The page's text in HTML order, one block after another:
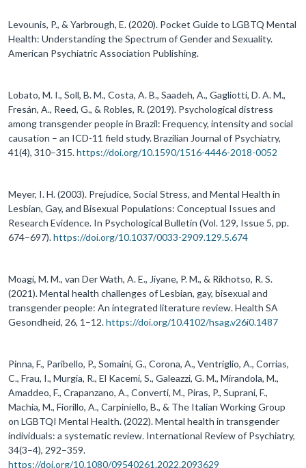
Levounis, P., & Yarbrough, E. (2020). Pocket Guide to LGBTQ Mental
Health: Understanding the Spectrum of Gender and Sexuality.
American Psychiatric Association Publishing.
Lobato, M. I., Soll, B. M., Costa, A. B., Saadeh, A., Gagliotti, D. A. M.,
Fresán, A., Reed, G., & Robles, R. (2019). Psychological distress
among transgender people in Brazil: Frequency, intensity and social
causation – an ICD-11 field study. Brazilian Journal of Psychiatry,
41(4), 310–315.https://doi.org/10.1590/1516-4446-2018-0052
Meyer, I. H. (2003). Prejudice, Social Stress, and Mental Health in
Lesbian, Gay, and Bisexual Populations: Conceptual Issues and
Research Evidence. In Psychological Bulletin (Vol. 129, Issue 5, pp.
674–697).https://doi.org/10.1037/0033-2909.129.5.674
Moagi, M. M., van Der Wath, A. E., Jiyane, P. M., & Rikhotso, R. S.
(2021). Mental health challenges of Lesbian, gay, bisexual and
transgender people: An integrated literature review. Health SA
Gesondheid, 26, 1–12.https://doi.org/10.4102/hsag.v26i0.1487
Pinna, F., Paribello, P., Somaini, G., Corona, A., Ventriglio, A., Corrias,
C., Frau, I., Murgia, R., El Kacemi, S., Galeazzi, G. M., Mirandola, M.,
Amaddeo, F., Crapanzano, A., Converti, M., Piras, P., Suprani, F.,
Machia, M., Fiorillo, A., Carpiniello, B., & The Italian Working Group
on LGBTQI Mental Health. (2022). Mental health in transgender
individuals: a systematic review. International Review of Psychiatry,
34(3–4), 292–359.
https://doi.org/10.1080/09540261.2022.2093629